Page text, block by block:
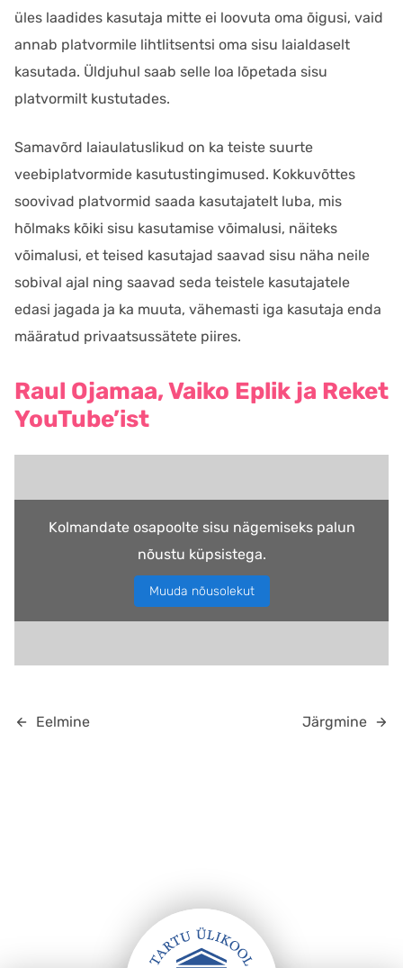
üles laadides kasutaja mitte ei loovuta oma õigusi, vaid
annab platvormile lihtlitsentsi oma sisu laialdaselt
kasutada. Üldjuhul saab selle loa lõpetada sisu
platvormilt kustutades.
Samavõrd laiaulatuslikud on ka teiste suurte
veebiplatvormide kasutustingimused. Kokkuvõttes
soovivad platvormid saada kasutajatelt luba, mis
hõlmaks kõiki sisu kasutamise võimalusi, näiteks
võimalusi, et teised kasutajad saavad sisu näha neile
sobival ajal ning saavad seda teistele kasutajatele
edasi jagada ja ka muuta, vähemasti iga kasutaja enda
määratud privaatsussätete piires.
Raul Ojamaa, Vaiko Eplik ja Reket
YouTube’ist
Kolmandate osapoolte sisu nägemiseks palun
nõustu küpsistega.
Muuda nõusolekut
Eelmine Järgmine